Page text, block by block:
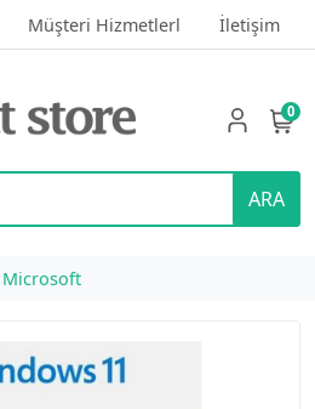
Müşteri Hizmetlerl İletişim
ARA
0
Microsoft